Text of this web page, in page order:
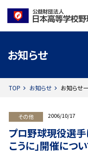
お知らせ
TOP お知らせ お知らせ
その他 2006/10/17
プロ野球現役選手
こうに」開催につ